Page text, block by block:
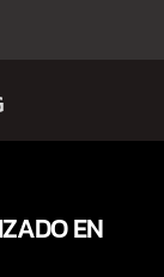
EN